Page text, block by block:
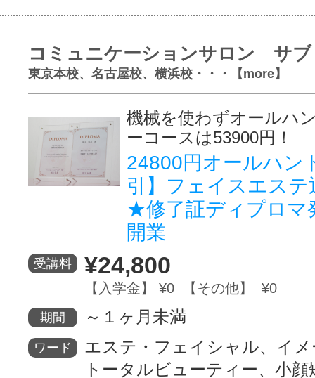
コミュニケーションサロン サブ
東京本校、名古屋校、横浜校・・・【more】
機械を使わずオールハ
ーコースは53900円！
24800円オールハン
引】フェイスエステ
★修了証ディプロ
開業
受講料 ¥24,800
【入学金】 ¥0 【その他】 ¥0
期間 ～１ヶ月未満
ワード
エステ・フェイシャル、イ
トータルビューティー、小顔